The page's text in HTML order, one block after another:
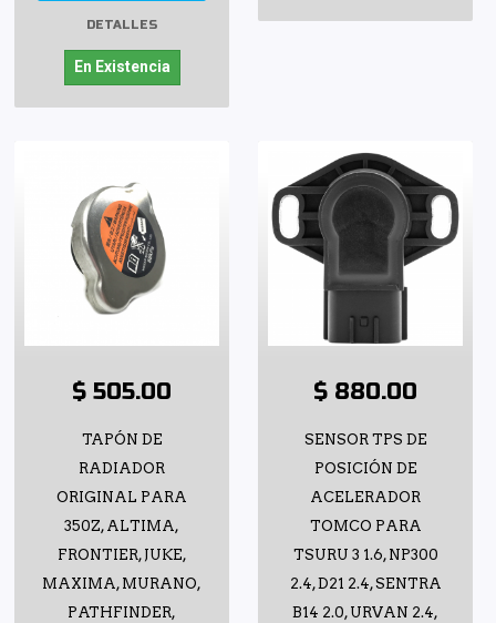
DETALLES
En Existencia
$ 505.00
TAPÓN DE
RADIADOR
ORIGINAL PARA
350Z, ALTIMA,
FRONTIER, JUKE,
MAXIMA, MURANO,
PATHFINDER,
$ 880.00
SENSOR TPS DE
POSICIÓN DE
ACELERADOR
TOMCO PARA
TSURU 3 1.6, NP300
2.4, D21 2.4, SENTRA
B14 2.0, URVAN 2.4,